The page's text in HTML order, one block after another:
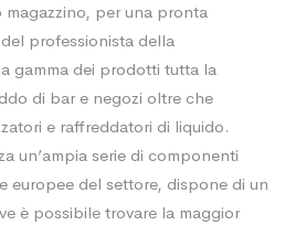
per una pronta
professionista della
gamma dei prodotti tutta la
di bar e negozi oltre che
e raffreddatori di liquido.
un’ampia serie di componenti
europee del settore, dispone di un
è possibile trovare la maggior